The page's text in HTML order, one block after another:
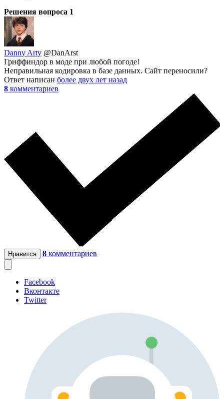
Решения вопроса 1
Danny Arty @DanArst
Гриффиндор в моде при любой погоде!
Неправильная кодировка в базе данных. Сайт переносили?
Ответ написан более двух лет назад
8 комментариев
Нравится 8 комментариев
Facebook
Вконтакте
Twitter